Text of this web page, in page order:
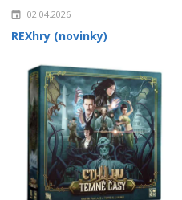
02.04.2026
REXhry (novinky)